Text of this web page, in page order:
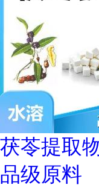
茯苓提取
品级原料